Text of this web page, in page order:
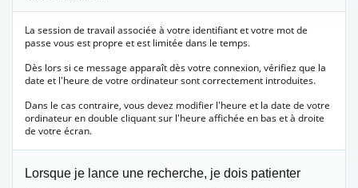
La session de travail associée à votre identifiant et votre mot de
passe vous est propre et est limitée dans le temps.
Dès lors si ce message apparaît dès votre connexion, vérifiez que la
date et l'heure de votre ordinateur sont correctement introduites.
Dans le cas contraire, vous devez modifier l'heure et la date de votre
ordinateur en double cliquant sur l'heure affichée en bas et à droite
de votre écran.
Lorsque je lance une recherche, je dois patienter